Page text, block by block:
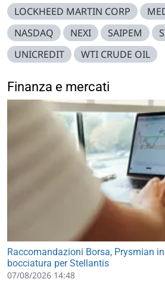
LOCKHEED MARTIN CORP
NASDAQ
NEXI SAIPEM
UNICREDIT
WTI CRUDE OIL
Finanza e mercati
Raccomandazioni Borsa, Prysmian
bocciatura per Stellantis
07/08/2026 14:48